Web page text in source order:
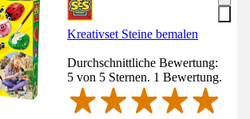
Kreativset Steine bemalen
Durchschnittliche Bewertung:
5 von 5 Sternen. 1 Bewertung.